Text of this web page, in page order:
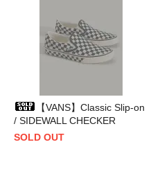
【VANS】Classic Slip-on
/ SIDEWALL CHECKER
SOLD OUT